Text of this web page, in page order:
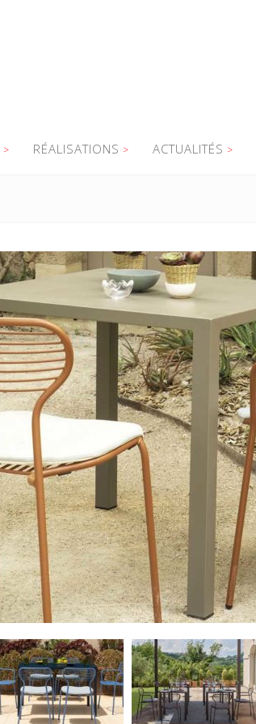
RÉALISATIONS ACTUALITÉS